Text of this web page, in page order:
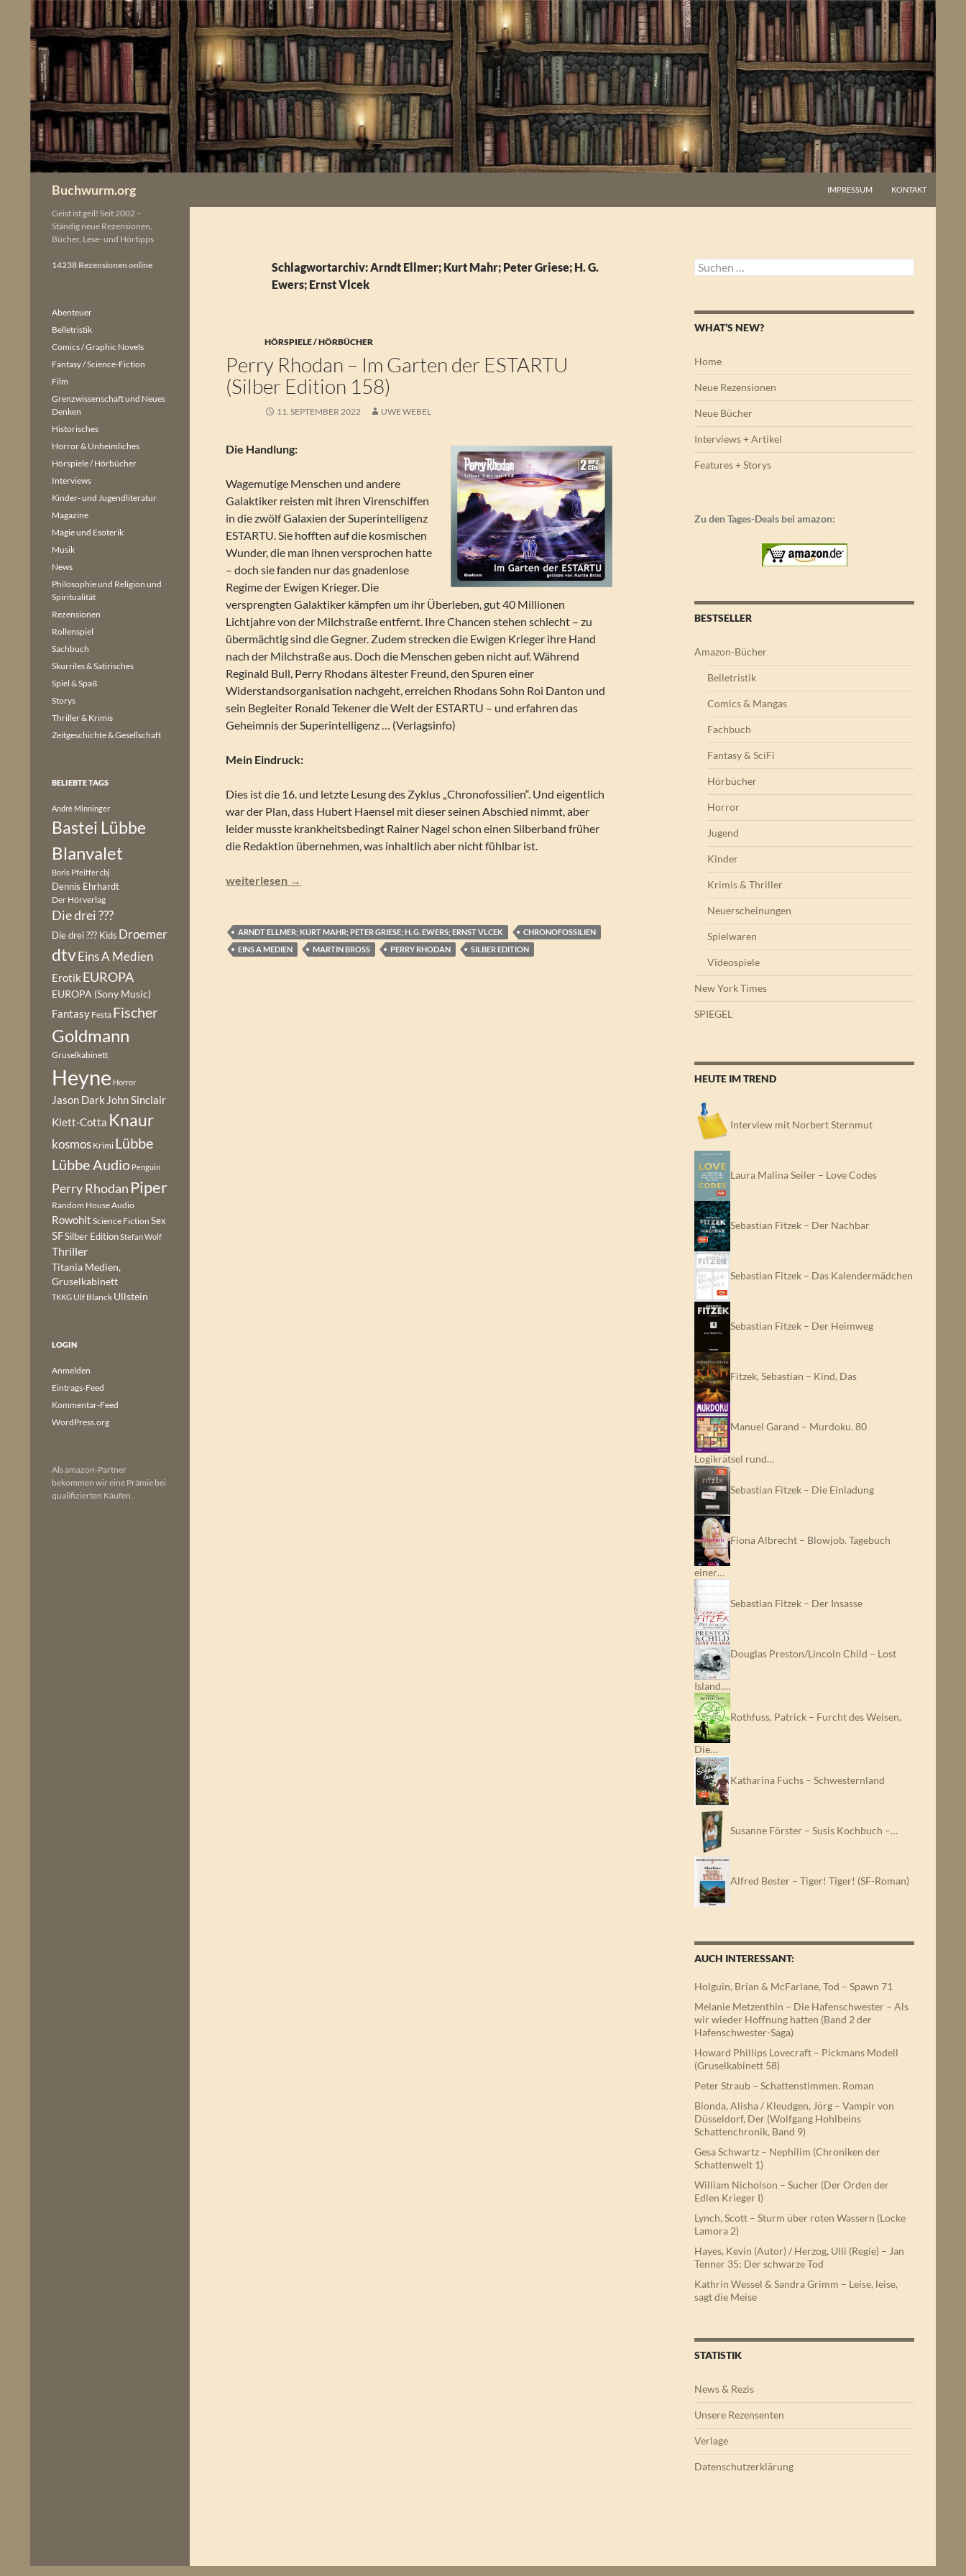
springen
Buchwurm.org IMPRESSUM KONTAKT
Schlagwortarchiv: Arndt Ellmer; Kurt Mahr; Peter Griese; H. G.
Ewers; Ernst Vlcek
HÖRSPIELE / HÖRBÜCHER
Perry Rhodan – Im Garten der ESTARTU
(Silber Edition 158)
11. SEPTEMBER 2022 UWE WEBEL
Die Handlung:
Wagemutige Menschen und andere
Galaktiker reisten mit ihren Virenschiffen
in die zwölf Galaxien der Superintelligenz
ESTARTU. Sie hofften auf die kosmischen
Wunder, die man ihnen versprochen hatte
– doch sie fanden nur das gnadenlose
Regime der Ewigen Krieger. Die
versprengten Galaktiker kämpfen um ihr Überleben, gut 40 Millionen
Lichtjahre von der Milchstraße entfernt. Ihre Chancen stehen schlecht – zu
übermächtig sind die Gegner. Zudem strecken die Ewigen Krieger ihre Hand
nach der Milchstraße aus. Doch die Menschen geben nicht auf. Während
Reginald Bull, Perry Rhodans ältester Freund, den Spuren einer
Widerstandsorganisation nachgeht, erreichen Rhodans Sohn Roi Danton und
sein Begleiter Ronald Tekener die Welt der ESTARTU – und erfahren das
Geheimnis der Superintelligenz … (Verlagsinfo)
Mein Eindruck:
Dies ist die 16. und letzte Lesung des Zyklus „Chronofossilien“. Und eigentlich
war der Plan, dass Hubert Haensel mit dieser seinen Abschied nimmt, aber
leider musste krankheitsbedingt Rainer Nagel schon einen Silberband früher
die Redaktion übernehmen, was inhaltlich aber nicht fühlbar ist.
Perry Rhodan – Im Garten der ESTARTU (Silber Edition 158)
weiterlesen →
ARNDT ELLMER; KURT MAHR; PETER GRIESE; H. G. EWERS; ERNST VLCEK
CHRONOFOSSILIEN
EINS A MEDIEN
MARTIN BROSS PERRY RHODAN SILBER EDITION
Suchen
nach:
WHAT’S NEW?
Home
Neue Rezensionen
Neue Bücher
Interviews + Artikel
Features + Storys
Zu den Tages-Deals bei amazon:
BESTSELLER
Amazon-Bücher
Belletristik
Comics & Mangas
Fachbuch
Fantasy & SciFi
Hörbücher
Horror
Jugend
Kinder
Krimis & Thriller
Neuerscheinungen
Spielwaren
Videospiele
New York Times
SPIEGEL
HEUTE IM TREND
Interview mit Norbert Sternmut
Laura Malina Seiler – Love Codes
Sebastian Fitzek – Der Nachbar
Sebastian Fitzek – Das Kalendermädchen
Sebastian Fitzek – Der Heimweg
Fitzek, Sebastian – Kind, Das
Manuel Garand – Murdoku. 80
Logikrätsel rund…
Sebastian Fitzek – Die Einladung
Fiona Albrecht – Blowjob. Tagebuch
einer…
Sebastian Fitzek – Der Insasse
Douglas Preston/Lincoln Child – Lost
Island.…
Rothfuss, Patrick – Furcht des Weisen,
Die…
Katharina Fuchs – Schwesternland
Susanne Förster – Susis Kochbuch –…
Alfred Bester – Tiger! Tiger! (SF-Roman)
AUCH INTERESSANT:
Holguin, Brian & McFarlane, Tod – Spawn 71
Melanie Metzenthin – Die Hafenschwester – Als
wir wieder Hoffnung hatten (Band 2 der
Hafenschwester-Saga)
Howard Phillips Lovecraft – Pickmans Modell
(Gruselkabinett 58)
Peter Straub – Schattenstimmen. Roman
Bionda, Alisha / Kleudgen, Jörg – Vampir von
Düsseldorf, Der (Wolfgang Hohlbeins
Schattenchronik, Band 9)
Gesa Schwartz – Nephilim (Chroniken der
Schattenwelt 1)
William Nicholson – Sucher (Der Orden der
Edlen Krieger I)
Lynch, Scott – Sturm über roten Wassern (Locke
Lamora 2)
Hayes, Kevin (Autor) / Herzog, Ulli (Regie) – Jan
Tenner 35: Der schwarze Tod
Kathrin Wessel & Sandra Grimm – Leise, leise,
sagt die Meise
STATISTIK
News & Rezis
Unsere Rezensenten
Verlage
Datenschutzerklärung
Geist ist geil! Seit 2002 –
Ständig neue Rezensionen,
Bücher, Lese- und Hörtipps
14238 Rezensionen online
Abenteuer
Belletristik
Comics / Graphic Novels
Fantasy / Science-Fiction
Film
Grenzwissenschaft und Neues
Denken
Historisches
Horror & Unheimliches
Hörspiele / Hörbücher
Interviews
Kinder- und Jugendliteratur
Magazine
Magie und Esoterik
Musik
News
Philosophie und Religion und
Spiritualität
Rezensionen
Rollenspiel
Sachbuch
Skurriles & Satirisches
Spiel & Spaß
Storys
Thriller & Krimis
Zeitgeschichte & Gesellschaft
BELIEBTE TAGS
André Minninger
Bastei Lübbe
Blanvalet
Boris Pfeiffercbj
Dennis Ehrhardt
Der Hörverlag
Die drei ???
Die drei ??? Kids Droemer
dtvEins A Medien
Erotik EUROPA
EUROPA (Sony Music)
Fantasy Festa Fischer
Goldmann
Gruselkabinett
Heyne Horror
Jason Dark John Sinclair
Klett-Cotta Knaur
kosmos Krimi Lübbe
Lübbe Audio Penguin
Perry Rhodan Piper
Random House Audio
Rowohlt Science Fiction Sex
SFSilber EditionStefan Wolf
Thriller
Titania Medien,
Gruselkabinett
TKKG Ulf Blanck Ullstein
LOGIN
Anmelden
Eintrags-Feed
Kommentar-Feed
WordPress.org
Als amazon-Partner
bekommen wir eine Prämie bei
qualifizierten Käufen.